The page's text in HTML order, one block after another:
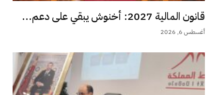
قانون المالية 2027: أخنوش يبقي على دعم...
أغسطس 6, 2026